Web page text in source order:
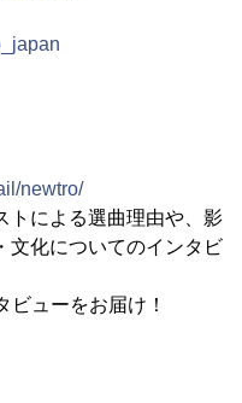
newtro/
トによる選曲理由や、影
文化についてのインタビ
ビューをお届け！